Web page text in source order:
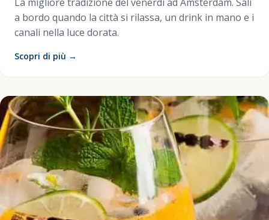
a bordo quando la città si rilassa, un drink in mano e i
canali nella luce dorata.
Scopri di più →